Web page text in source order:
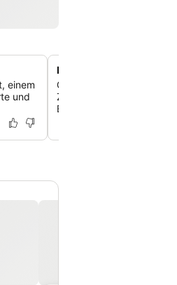
einem
und
Familienfreundlicher
Genieß die Spa-
Zweijährige, sind im Spa
Erlebnis für alle.